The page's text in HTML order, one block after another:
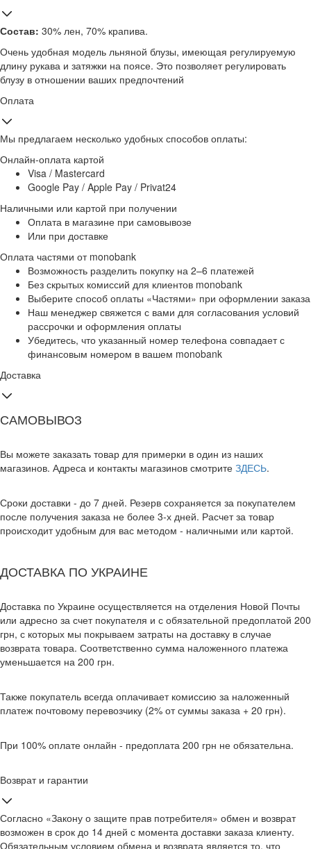
Состав: 30% лен, 70% крапива.
Очень удобная модель льняной блузы, имеющая регулируемую
длину рукава и затяжки на поясе. Это позволяет регулировать
блузу в отношении ваших предпочтений
Оплата
Мы предлагаем несколько удобных способов оплаты:
Онлайн-оплата картой
Visa / Mastercard
Google Pay / Apple Pay / Privat24
Наличными или картой при получении
Оплата в магазине при самовывозе
Или при доставке
Оплата частями от monobank
Возможность разделить покупку на 2–6 платежей
Без скрытых комиссий для клиентов monobank
Выберите способ оплаты «Частями» при оформлении заказа
Наш менеджер свяжется с вами для согласования условий
рассрочки и оформления оплаты
Убедитесь, что указанный номер телефона совпадает с
финансовым номером в вашем monobank
Доставка
САМОВЫВОЗ
Вы можете заказать товар для примерки в один из наших
магазинов. Адреса и контакты магазинов смотрите ЗДЕСЬ.
Сроки доставки - до 7 дней. Резерв сохраняется за покупателем
после получения заказа не более 3-х дней. Расчет за товар
происходит удобным для вас методом - наличными или картой.
ДОСТАВКА ПО УКРАИНЕ
Доставка по Украине осуществляется на отделения Новой Почты
или адресно за счет покупателя и с обязательной предоплатой 200
грн, с которых мы покрываем затраты на доставку в случае
возврата товара. Соответственно сумма наложенного платежа
уменьшается на 200 грн.
Также покупатель всегда оплачивает комиссию за наложенный
платеж почтовому перевозчику (2% от суммы заказа + 20 грн).
При 100% оплате онлайн - предоплата 200 грн не обязательна.
Возврат и гарантии
Согласно «Закону о защите прав потребителя» обмен и возврат
возможен в срок до 14 дней с момента доставки заказа клиенту.
Обязательным условием обмена и возврата является то, что